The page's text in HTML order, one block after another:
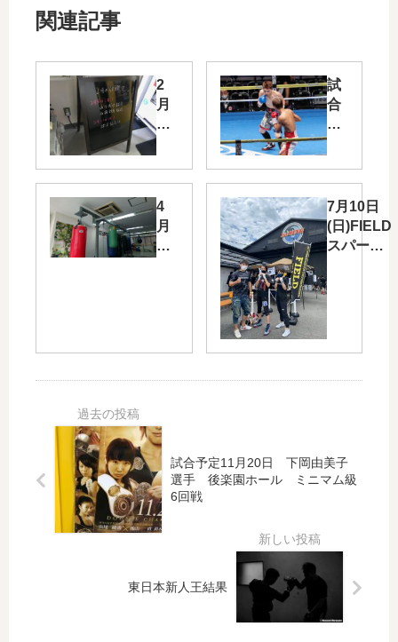
関連記事
2
月
の
日
試
合
結
果
4
月
3
7月10日
(日)FIELD
スパーリ
試合予定11月20日 下岡由美子
選手 後楽園ホール ミニマム級
6回戦
東日本新人王結果